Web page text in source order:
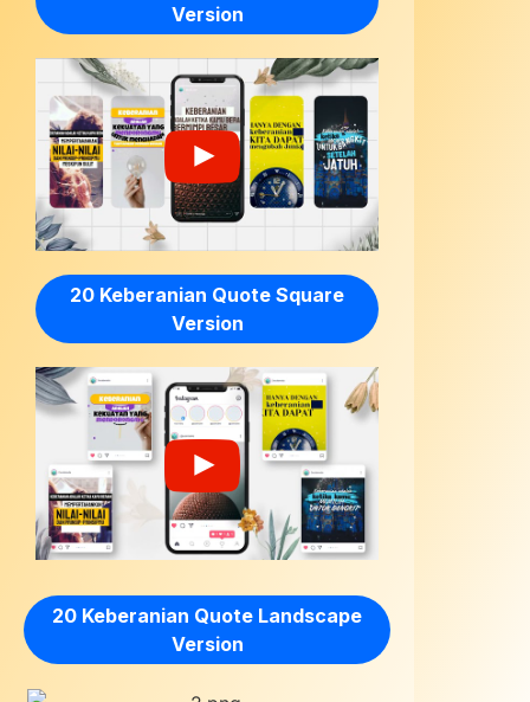
Version
20 Keberanian Quote Square
Version
20 Keberanian Quote Landscape
Version